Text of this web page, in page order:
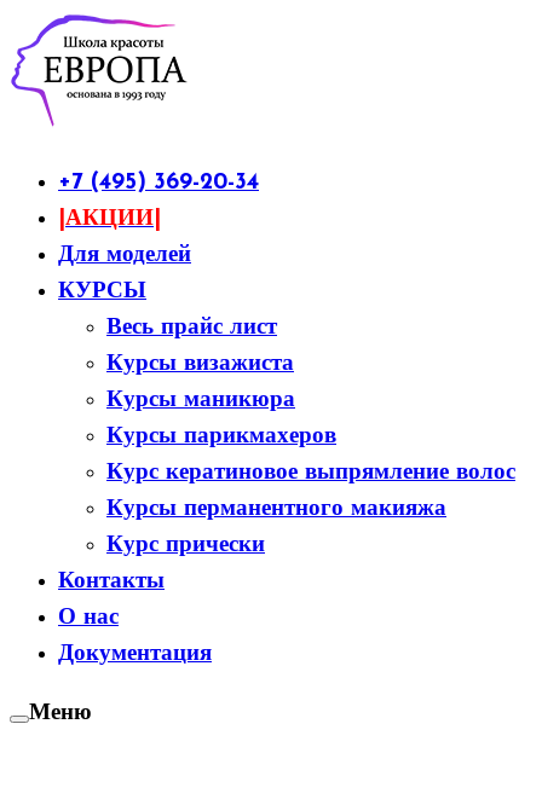
+7 (495) 369-20-34
|АКЦИИ|
Для моделей
КУРСЫ
Весь прайс лист
Курсы визажиста
Курсы маникюра
Курсы парикмахеров
Курс кератиновое выпрямление волос
Курсы перманентного макияжа
Курс прически
Контакты
О нас
Документация
Меню